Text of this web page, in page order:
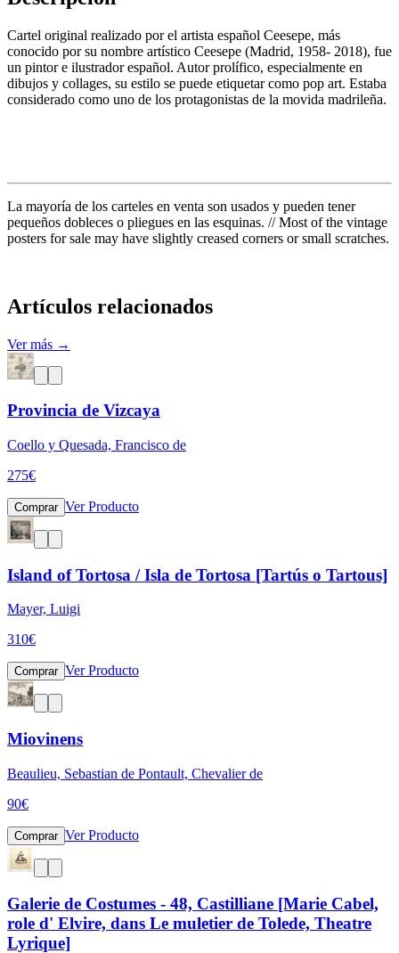
Cartel original realizado por el artista español Ceesepe, más
conocido por su nombre artístico Ceesepe (Madrid, 1958- 2018), fue
un pintor e ilustrador español. Autor prolífico, especialmente en
dibujos y collages, su estilo se puede etiquetar como pop art. Estaba
considerado como uno de los protagonistas de la movida madrileña.
La mayoría de los carteles en venta son usados y pueden tener
pequeños dobleces o pliegues en las esquinas. // Most of the vintage
posters for sale may have slightly creased corners or small scratches.
Artículos relacionados
Ver más →
Provincia de Vizcaya
Coello y Quesada, Francisco de
275€
Comprar Ver Producto
Island of Tortosa / Isla de Tortosa [Tartús o Tartous]
Mayer, Luigi
310€
Comprar Ver Producto
Miovinens
Beaulieu, Sebastian de Pontault, Chevalier de
90€
Comprar Ver Producto
Galerie de Costumes - 48, Castilliane [Marie Cabel,
role d' Elvire, dans Le muletier de Tolede, Theatre
Lyrique]